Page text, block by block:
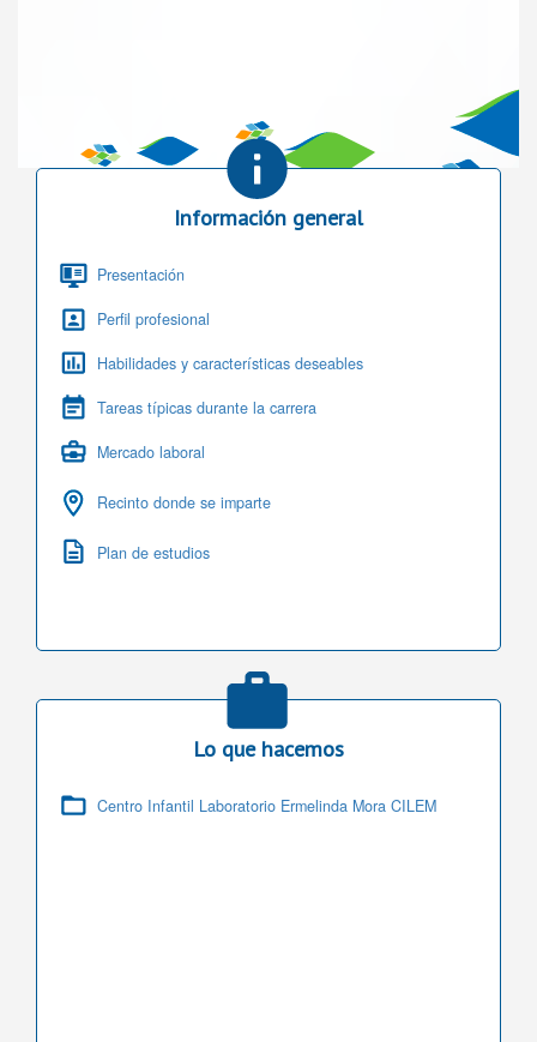
Información general
Presentación
Perfil profesional
Habilidades y características deseables
Tareas típicas durante la carrera
Mercado laboral
Recinto donde se imparte
Plan de estudios
Lo que hacemos
Centro Infantil Laboratorio Ermelinda Mora CILEM